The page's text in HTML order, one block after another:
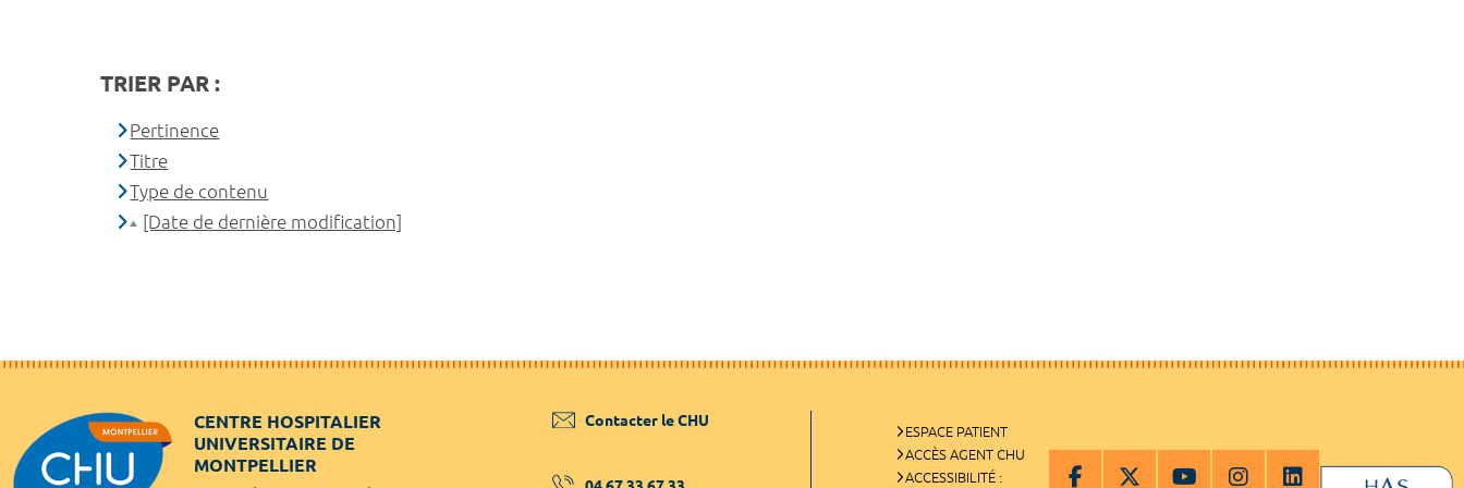
TRIER PAR :
Pertinence
Titre
Type de contenu
[Date de dernière modification]
CENTRE HOSPITALIER
UNIVERSITAIRE DE
MONTPELLIER
Contacter le CHU
ESPACE PATIENT
ACCÈS AGENT CHU
ACCESSIBILITÉ :